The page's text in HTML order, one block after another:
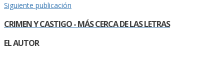
Siguiente publicación
CRIMEN Y CASTIGO - MÁS CERCA DE LAS LETRAS
EL AUTOR